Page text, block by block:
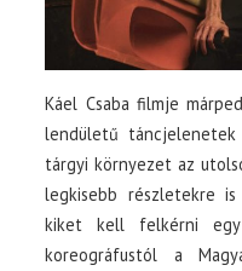
Káel Csaba filmje
lendületű táncjelenetek
tárgyi környezet az
legkisebb részletekre
kiket kell felkérni egy
koreográfustól a